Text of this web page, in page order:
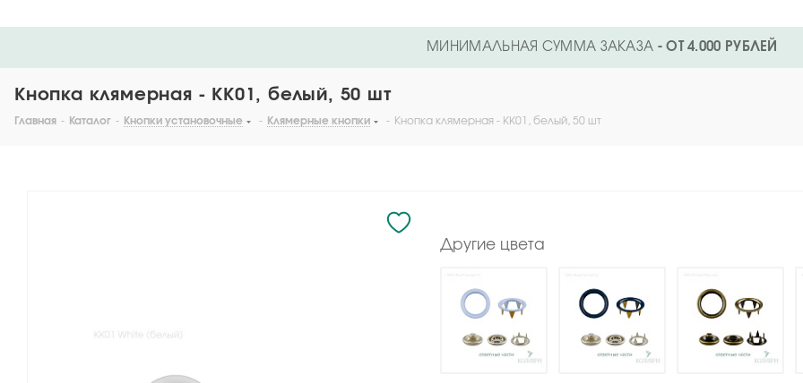
МИНИМАЛЬНАЯ СУММА ЗАКАЗА - ОТ 4.000 РУБЛЕЙ
Кнопка клямерная - KK01, белый, 50 шт
Главная - Каталог - Кнопки установочные - Клямерные кнопки - Кнопка клямерная - KK01, белый, 50 шт
Другие цвета